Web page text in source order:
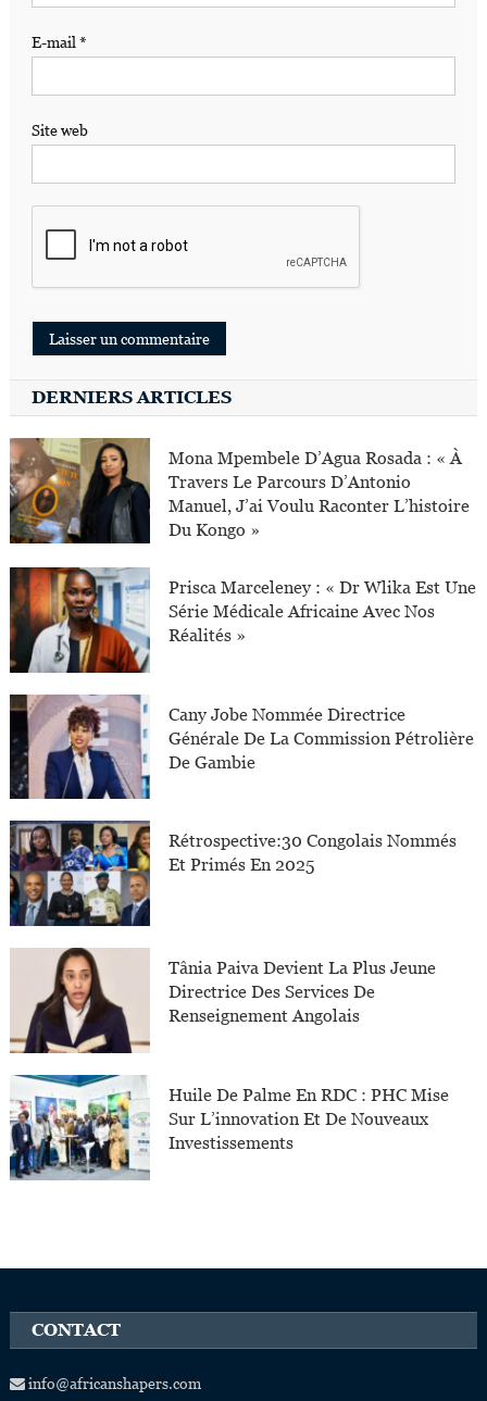
E-mail *
Site web
DERNIERS ARTICLES
Mona Mpembele D’Agua Rosada : « À
Travers Le Parcours D’Antonio
Manuel, J’ai Voulu Raconter L’histoire
Du Kongo »
Prisca Marceleney : « Dr Wlika Est Une
Série Médicale Africaine Avec Nos
Réalités »
Cany Jobe Nommée Directrice
Générale De La Commission Pétrolière
De Gambie
Rétrospective:30 Congolais Nommés
Et Primés En 2025
Tânia Paiva Devient La Plus Jeune
Directrice Des Services De
Renseignement Angolais
Huile De Palme En RDC : PHC Mise
Sur L’innovation Et De Nouveaux
Investissements
CONTACT
info@africanshapers.com